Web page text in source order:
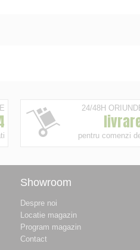
24/48H
pentru comenzi
Showroom
Despre noi
Locatie magazin
Program magazin
Contact